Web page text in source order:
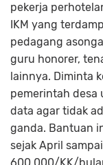
pekerja
IKM yang
pedagang
guru honorer,
lainnya. Diminta
pemerintah desa
data agar tidak
ganda. Bantuan
sejak April